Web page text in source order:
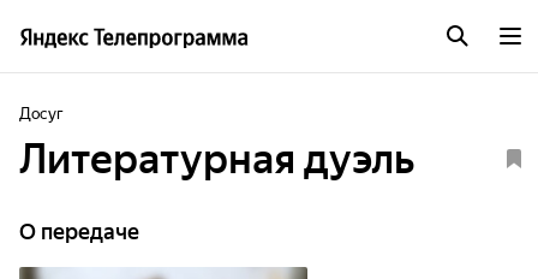
Досуг
Литературная дуэль
О передаче